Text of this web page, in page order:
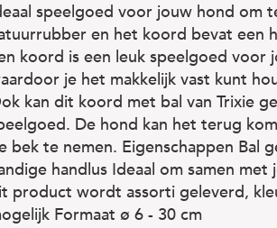
speelgoed voor jouw hond om
en het koord bevat een
koord is een leuk speelgoed
je het makkelijk vast kunt
kan dit koord met bal van Trixie
De hond kan het terug
bek te nemen. Eigenschappen Bal
handlus Ideaal om samen
product wordt assorti geleverd,
Formaat ø 6 - 30 cm